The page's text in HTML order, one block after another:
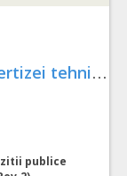
S
ervicii pentru efectuarea expertizei tehnice la stalpii si riglele din beton armat centrifugat din incinta unitatilor U1 si U2
publice